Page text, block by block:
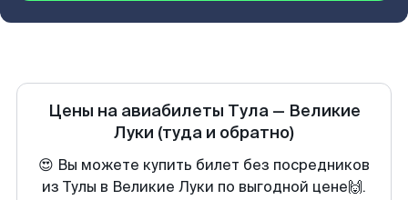
Цены на авиабилеты Тула— Великие
Луки (туда и обратно)
😍 Вы можете купить билет без посредников
из Тулы в Великие Луки по выгодной цене🙌.